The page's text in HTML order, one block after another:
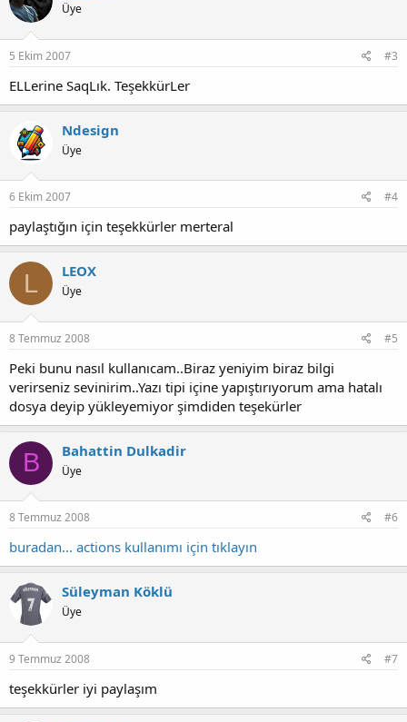
Üye
5 Ekim 2007 #3
ELLerine SaqLık. TeşekkürLer
Ndesign
Üye
6 Ekim 2007 #4
paylaştığın için teşekkürler merteral
L LEOX
Üye
8 Temmuz 2008 #5
Peki bunu nasıl kullanıcam..Biraz yeniyim biraz bilgi
verirseniz sevinirim..Yazı tipi içine yapıştırıyorum ama hatalı
dosya deyip yükleyemiyor şimdiden teşekürler
B Bahattin Dulkadir
Üye
8 Temmuz 2008 #6
buradan... actions kullanımı için tıklayın
Süleyman Köklü
Üye
9 Temmuz 2008 #7
teşekkürler iyi paylaşım